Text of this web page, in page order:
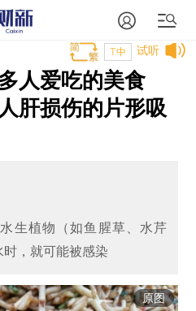
试听
T中
人爱吃的美食
肝损伤的片形吸
生植物（如鱼腥草、水芹
，就可能被感染
原图